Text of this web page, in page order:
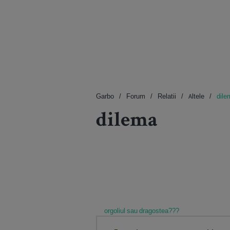
Garbo Forum Relatii Altele
dilema
orgoliul sau dragostea???